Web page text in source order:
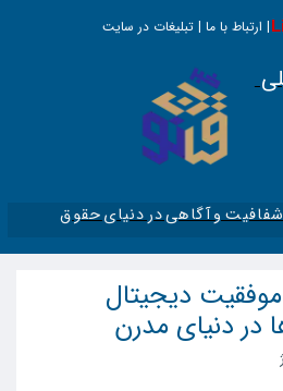
با ما | تبلیغات در سایت
و آگاهی در دنیای حقوق​​​​​​​
دیجیتال
در دنیای مدرن